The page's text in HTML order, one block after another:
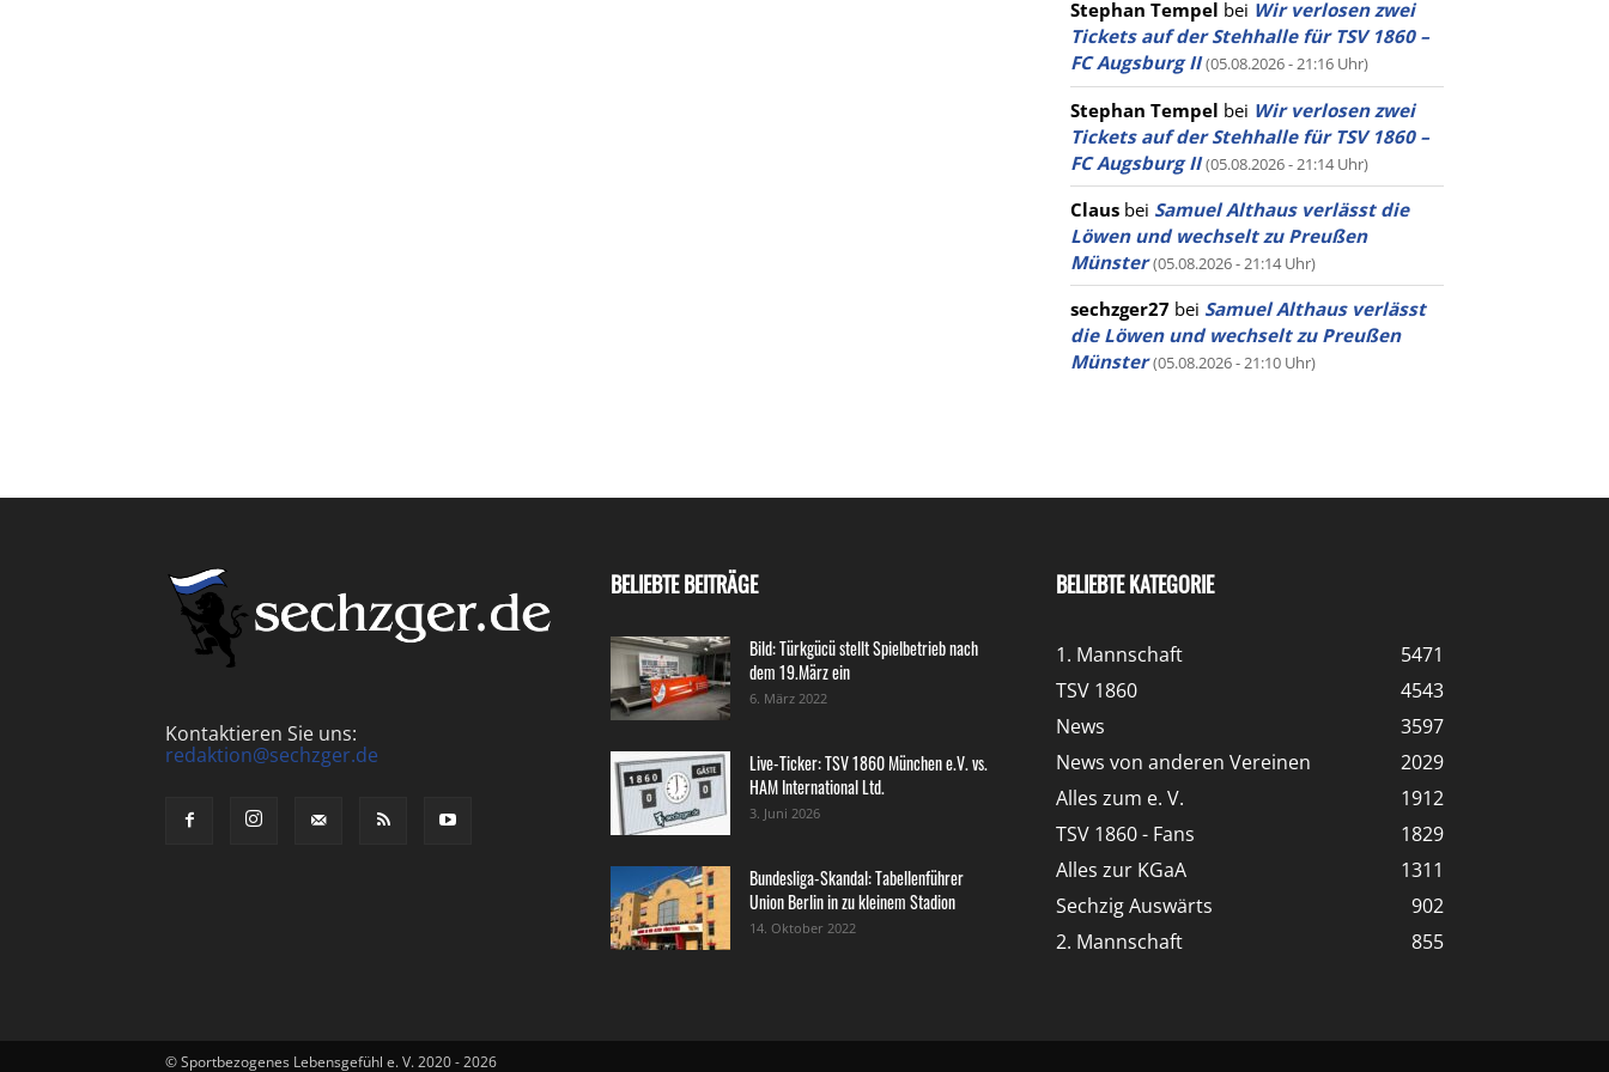
Stephan Tempel bei Wir verlosen zwei
Tickets auf der Stehhalle für TSV 1860 –
FC Augsburg II (05.08.2026 - 21:16 Uhr)
Stephan Tempel bei Wir verlosen zwei
Tickets auf der Stehhalle für TSV 1860 –
FC Augsburg II (05.08.2026 - 21:14 Uhr)
Claus bei Samuel Althaus verlässt die
Löwen und wechselt zu Preußen
Münster (05.08.2026 - 21:14 Uhr)
sechzger27 bei Samuel Althaus verlässt
die Löwen und wechselt zu Preußen
Münster (05.08.2026 - 21:10 Uhr)
Kontaktieren Sie uns:
redaktion@sechzger.de
BELIEBTE BEITRÄGE
Bild: Türkgücü stellt Spielbetrieb nach
dem 19.März ein
6. März 2022
Live-Ticker: TSV 1860 München e.V. vs.
HAM International Ltd.
3. Juni 2026
Bundesliga-Skandal: Tabellenführer
Union Berlin in zu kleinem Stadion
14. Oktober 2022
BELIEBTE KATEGORIE
1. Mannschaft
5471
TSV 1860
4543
News
3597
News von anderen Vereinen
2029
Alles zum e. V.
1912
TSV 1860 - Fans
1829
Alles zur KGaA
1311
Sechzig Auswärts
902
2. Mannschaft
855
© Sportbezogenes Lebensgefühl e. V. 2020 - 2026